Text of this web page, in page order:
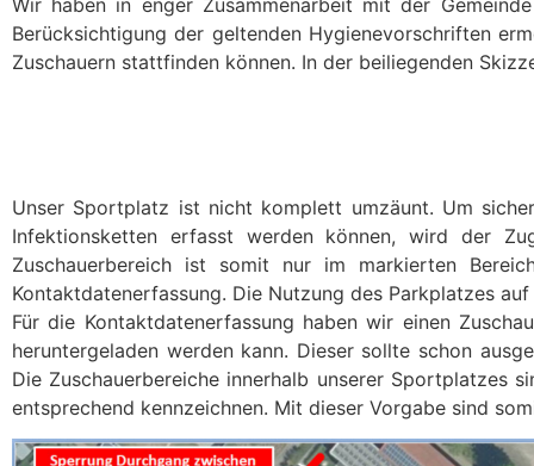
Berücksichtigung der geltenden Hygienevorschriften
Zuschauern stattfinden können. In der beiliegenden
Unser Sportplatz ist nicht komplett umzäunt. Um
Infektionsketten erfasst werden können, wird der
Zuschauerbereich ist somit nur im markierten
Kontaktdatenerfassung. Die Nutzung des Parkplatzes
Für die Kontaktdatenerfassung haben wir einen
heruntergeladen werden kann. Dieser sollte schon
Die Zuschauerbereiche innerhalb unserer Sportplatzes
entsprechend kennzeichnen. Mit dieser Vorgabe sind